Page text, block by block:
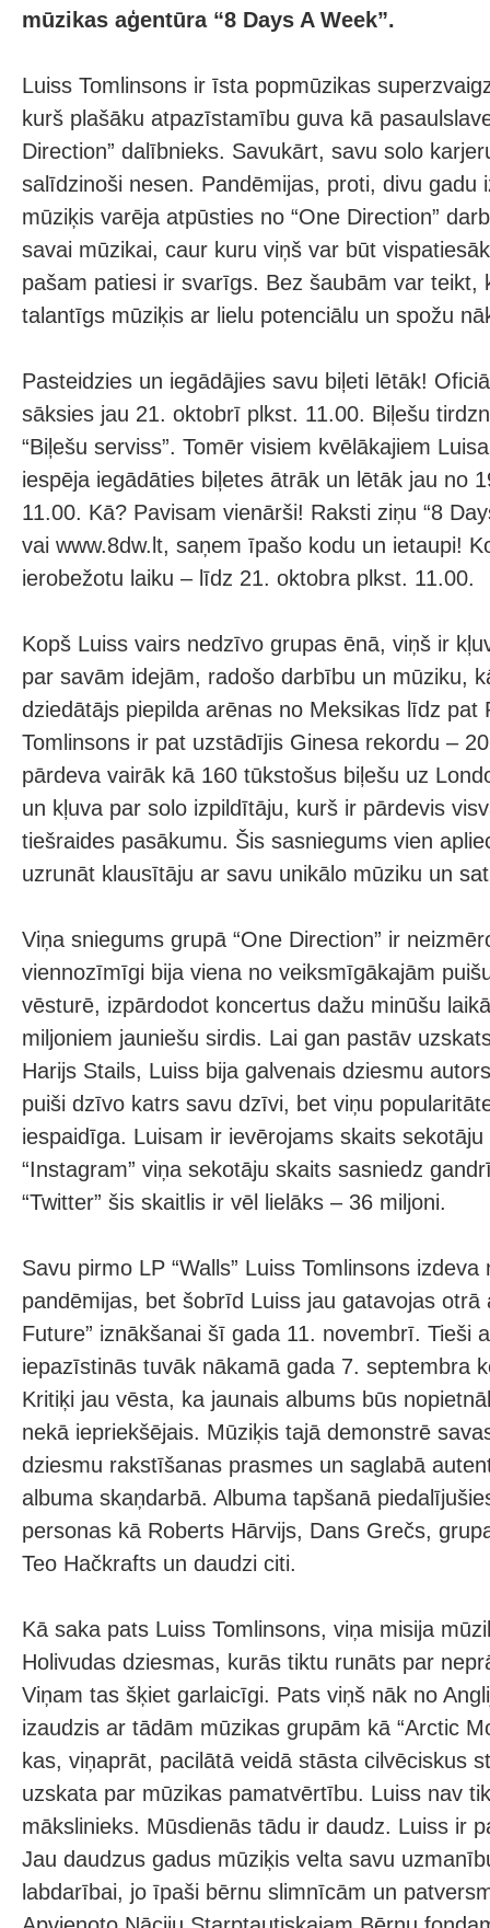
mūzikas aģentūra “8 Days A Week”.
Luiss Tomlinsons ir īsta popmūzikas
kurš plašāku atpazīstamību guva kā
Direction” dalībnieks. Savukārt, savu solo
salīdzinoši nesen. Pandēmijas, proti, divu gadu
mūziķis varēja atpūsties no “One Direction”
savai mūzikai, caur kuru viņš var būt
pašam patiesi ir svarīgs. Bez šaubām var teikt,
talantīgs mūziķis ar lielu potenciālu un spožu
Pasteidzies un iegādājies savu biļeti lētāk!
sāksies jau 21. oktobrī plkst. 11.00. Biļešu
“Biļešu serviss”. Tomēr visiem kvēlākajiem
iespēja iegādāties biļetes ātrāk un lētāk jau no
11.00. Kā? Pavisam vienārši! Raksti ziņu “8
vai www.8dw.lt, saņem īpašo kodu un ietaupi!
ierobežotu laiku – līdz 21. oktobra plkst. 11.00.
Kopš Luiss vairs nedzīvo grupas ēnā, viņš ir
par savām idejām, radošo darbību un mūziku,
dziedātājs piepilda arēnas no Meksikas līdz pat
Tomlinsons ir pat uzstādījis Ginesa rekordu –
pārdeva vairāk kā 160 tūkstošus biļešu uz
un kļuva par solo izpildītāju, kurš ir pārdevis
tiešraides pasākumu. Šis sasniegums vien
uzrunāt klausītāju ar savu unikālo mūziku un
Viņa sniegums grupā “One Direction” ir
viennozīmīgi bija viena no veiksmīgākajām
vēsturē, izpārdodot koncertus dažu minūšu
miljoniem jauniešu sirdis. Lai gan pastāv
Harijs Stails, Luiss bija galvenais dziesmu
puiši dzīvo katrs savu dzīvi, bet viņu
iespaidīga. Luisam ir ievērojams skaits
“Instagram” viņa sekotāju skaits sasniedz
“Twitter” šis skaitlis ir vēl lielāks – 36 miljoni.
Savu pirmo LP “Walls” Luiss Tomlinsons izdeva
pandēmijas, bet šobrīd Luiss jau gatavojas otrā
Future” iznākšanai šī gada 11. novembrī. Tieši
iepazīstinās tuvāk nākamā gada 7. septembra
Kritiķi jau vēsta, ka jaunais albums būs
nekā iepriekšējais. Mūziķis tajā demonstrē
dziesmu rakstīšanas prasmes un saglabā
albuma skaņdarbā. Albuma tapšanā
personas kā Roberts Hārvijs, Dans Grečs,
Teo Hačkrafts un daudzi citi.
Kā saka pats Luiss Tomlinsons, viņa misija
Holivudas dziesmas, kurās tiktu runāts par
Viņam tas šķiet garlaicīgi. Pats viņš nāk no
izaudzis ar tādām mūzikas grupām kā “Arctic
kas, viņaprāt, pacilātā veidā stāsta cilvēciskus
uzskata par mūzikas pamatvērtību. Luiss nav
mākslinieks. Mūsdienās tādu ir daudz. Luiss ir
Jau daudzus gadus mūziķis velta savu
labdarībai, jo īpaši bērnu slimnīcām un